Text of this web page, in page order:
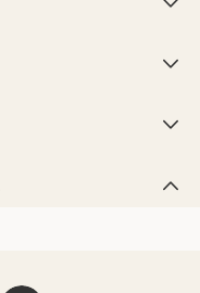


